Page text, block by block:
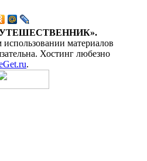
материалов
Хостинг любезно
.